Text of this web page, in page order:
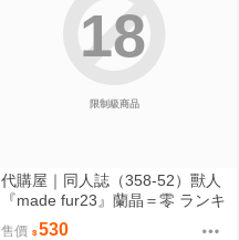
限制級商品
18
代購屋｜同人誌（358-52）獸人
『made fur23』蘭晶＝零 ランキ
チ 096
售價 530